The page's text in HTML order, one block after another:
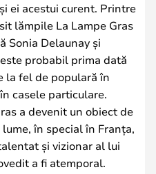
ei acestui curent. Printre
lămpile La Lampe Gras
Sonia Delaunay și
probabil prima dată
la fel de populară în
casele particulare.
a devenit un obiect de
în special în Franța,
și vizionar al lui
a fi atemporal.